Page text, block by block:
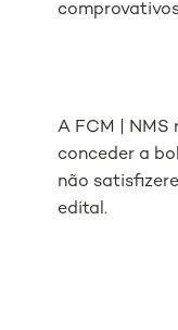
A FCM | NMS
conceder a
não
edital.